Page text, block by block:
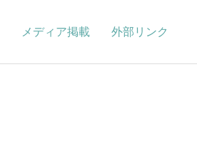
メディア掲載 外部リンク